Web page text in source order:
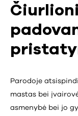
Parodoje
mastas bei
asmenybė bei jo